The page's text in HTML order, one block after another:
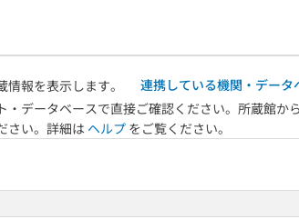
報を表示します。
連携している機関・データ
データベースで直接ご確認ください。所蔵館か
さい。詳細は ヘルプ をご覧ください。